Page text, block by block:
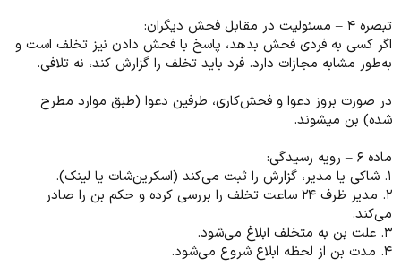
تبصره ۴ – مسئولیت در مقابل فحش دیگران:
اگر کسی به فردی فحش بدهد، پاسخ با فحش دادن نیز تخلف است و
به‌طور مشابه مجازات دارد. فرد باید تخلف را گزارش کند، نه تلافی.
در صورت بروز دعوا و فحش‌کاری، طرفین دعوا (طبق موارد مطرح
شده) بن میشوند.
ماده ۶ – رویه رسیدگی:
۱. شاکی یا مدیر، گزارش را ثبت می‌کند (اسکرین‌شات یا لینک).
۲. مدیر ظرف ۲۴ ساعت تخلف را بررسی کرده و حکم بن را صادر
می‌کند.
۳. علت بن به متخلف ابلاغ می‌شود.
۴. مدت بن از لحظه ابلاغ شروع می‌شود.